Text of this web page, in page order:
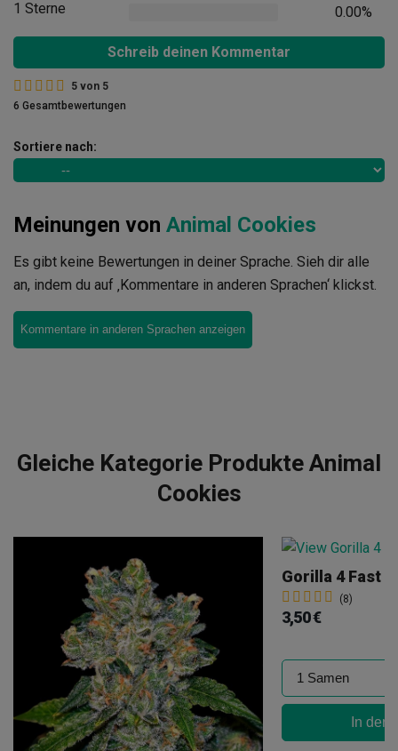
1 Sterne
0.00%
Schreib deinen Kommentar
5 von 5
6 Gesamtbewertungen
Sortiere nach:
Meinungen von Animal Cookies
Es gibt keine Bewertungen in deiner Sprache. Sieh dir alle
an, indem du auf ‚Kommentare in anderen Sprachen‘ klickst.
Kommentare in anderen Sprachen anzeigen
Gleiche Kategorie Produkte Animal
Cookies
Gorilla 4 Fast
(8)
3,50 €
In den